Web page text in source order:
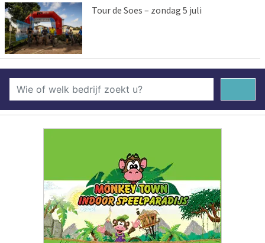
Tour de Soes – zondag 5 juli